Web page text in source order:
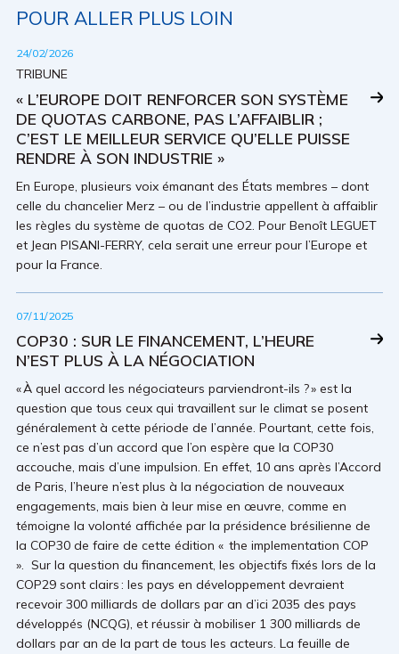
POUR ALLER PLUS LOIN
24/02/2026
TRIBUNE
« L’EUROPE DOIT RENFORCER SON SYSTÈME
DE QUOTAS CARBONE, PAS L’AFFAIBLIR ;
C’EST LE MEILLEUR SERVICE QU’ELLE PUISSE
RENDRE À SON INDUSTRIE »
En Europe, plusieurs voix émanant des États membres – dont
celle du chancelier Merz – ou de l’industrie appellent à affaiblir
les règles du système de quotas de CO2. Pour Benoît LEGUET
et Jean PISANI-FERRY, cela serait une erreur pour l’Europe et
pour la France.
07/11/2025
COP30 : SUR LE FINANCEMENT, L’HEURE
N’EST PLUS À LA NÉGOCIATION
« À quel accord les négociateurs parviendront-ils ? » est la
question que tous ceux qui travaillent sur le climat se posent
généralement à cette période de l’année. Pourtant, cette fois,
ce n’est pas d’un accord que l’on espère que la COP30
accouche, mais d’une impulsion. En effet, 10 ans après l’Accord
de Paris, l’heure n’est plus à la négociation de nouveaux
engagements, mais bien à leur mise en œuvre, comme en
témoigne la volonté affichée par la présidence brésilienne de
la COP30 de faire de cette édition « the implementation COP
». Sur la question du financement, les objectifs fixés lors de la
COP29 sont clairs : les pays en développement devraient
recevoir 300 milliards de dollars par an d’ici 2035 des pays
développés (NCQG), et réussir à mobiliser 1 300 milliards de
dollars par an de la part de tous les acteurs. La feuille de